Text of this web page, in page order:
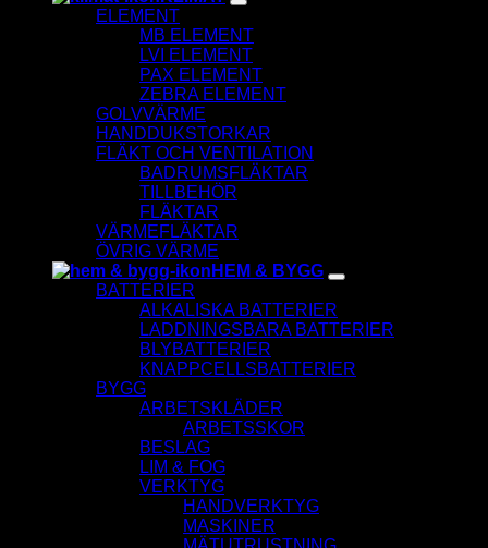
ELEMENT
MB ELEMENT
LVI ELEMENT
PAX ELEMENT
ZEBRA ELEMENT
GOLVVÄRME
HANDDUKSTORKAR
FLÄKT OCH VENTILATION
BADRUMSFLÄKTAR
TILLBEHÖR
FLÄKTAR
VÄRMEFLÄKTAR
ÖVRIG VÄRME
HEM & BYGG
BATTERIER
ALKALISKA BATTERIER
LADDNINGSBARA BATTERIER
BLYBATTERIER
KNAPPCELLSBATTERIER
BYGG
ARBETSKLÄDER
ARBETSSKOR
BESLAG
LIM & FOG
VERKTYG
HANDVERKTYG
MASKINER